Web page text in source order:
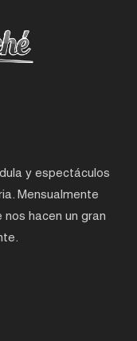
y espectáculos
Mensualmente
hacen un gran